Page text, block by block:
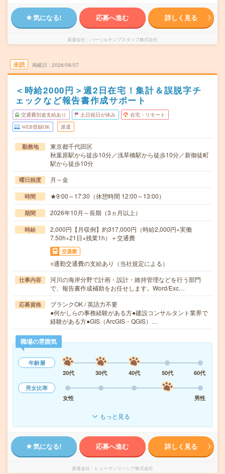
気になる! 応募へ進む 詳しく見る
派遣会社 パーソルテンプスタッフ株式会社
未読 掲載日 2026/08/07
＜時給2000円＞週2日在宅！集計＆誤脱字チ
ェックなど報告書作成サポート
交通費別途支給あり 土日祝日が休み 在宅・リモート
WEB登録OK 派遣
勤務地
東京都千代田区
秋葉原駅から徒歩10分／浅草橋駅から徒歩10分／新御徒町
駅から徒歩10分
曜日頻度 月～金
時間 ★9:00～17:30（休憩時間 12:00～13:00）
期間 2026年10月～長期（3ヵ月以上）
時給
2,000円【月収例】約317,000円（時給2,000円×実働
7.50h×21日+残業1h）＋交通費
交通費
○通勤交通費の支給あり（当社規定による）
仕事内容
河川の海岸分野で計画・設計・維持管理などを行う部門
で、報告書作成補助をお任せします。Word/Exc…
応募資格
ブランクOK / 英語力不要
●何かしらの事務経験がある方●建設コンサルタント業界で
経験がある方●GIS（ArcGIS・QGIS）…
職場の雰囲気
年齢層
20代
30代 40代 50代
60代
男女比率
女性
男性
もっと見る
気になる! 応募へ進む 詳しく見る
派遣会社 ヒューマンリソシア株式会社